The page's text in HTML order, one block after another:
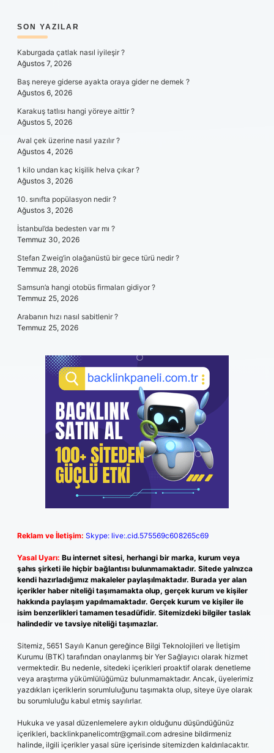
SIDEBAR
SON YAZILAR
Kaburgada çatlak nasıl iyileşir ?
Ağustos 7, 2026
Baş nereye giderse ayakta oraya gider ne demek ?
Ağustos 6, 2026
Karakuş tatlısı hangi yöreye aittir ?
Ağustos 5, 2026
Aval çek üzerine nasıl yazılır ?
Ağustos 4, 2026
1 kilo undan kaç kişilik helva çıkar ?
Ağustos 3, 2026
10. sınıfta popülasyon nedir ?
Ağustos 3, 2026
İstanbul’da bedesten var mı ?
Temmuz 30, 2026
Stefan Zweig’in olağanüstü bir gece türü nedir ?
Temmuz 28, 2026
Samsun’a hangi otobüs firmaları gidiyor ?
Temmuz 25, 2026
Arabanın hızı nasıl sabitlenir ?
Temmuz 25, 2026
Reklam ve İletişim: Skype: live:.cid.575569c608265c69
Yasal Uyarı: Bu internet sitesi, herhangi bir marka, kurum veya
şahıs şirketi ile hiçbir bağlantısı bulunmamaktadır. Sitede yalnızca
kendi hazırladığımız makaleler paylaşılmaktadır. Burada yer alan
içerikler haber niteliği taşımamakta olup, gerçek kurum ve kişiler
hakkında paylaşım yapılmamaktadır. Gerçek kurum ve kişiler ile
isim benzerlikleri tamamen tesadüfidir. Sitemizdeki bilgiler taslak
halindedir ve tavsiye niteliği taşımazlar.
Sitemiz, 5651 Sayılı Kanun gereğince Bilgi Teknolojileri ve İletişim
Kurumu (BTK) tarafından onaylanmış bir Yer Sağlayıcı olarak hizmet
vermektedir. Bu nedenle, sitedeki içerikleri proaktif olarak denetleme
veya araştırma yükümlülüğümüz bulunmamaktadır. Ancak, üyelerimiz
yazdıkları içeriklerin sorumluluğunu taşımakta olup, siteye üye olarak
bu sorumluluğu kabul etmiş sayılırlar.
Hukuka ve yasal düzenlemelere aykırı olduğunu düşündüğünüz
içerikleri, backlinkpanelicomtr@gmail.com adresine bildirmeniz
halinde, ilgili içerikler yasal süre içerisinde sitemizden kaldırılacaktır.